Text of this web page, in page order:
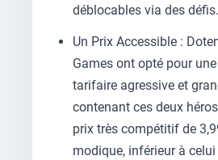
déblocables via des défis.
Un Prix Accessible :
Games ont opté pour
tarifaire agressive et
contenant ces deux
prix très compétitif de
modique, inférieur à celui